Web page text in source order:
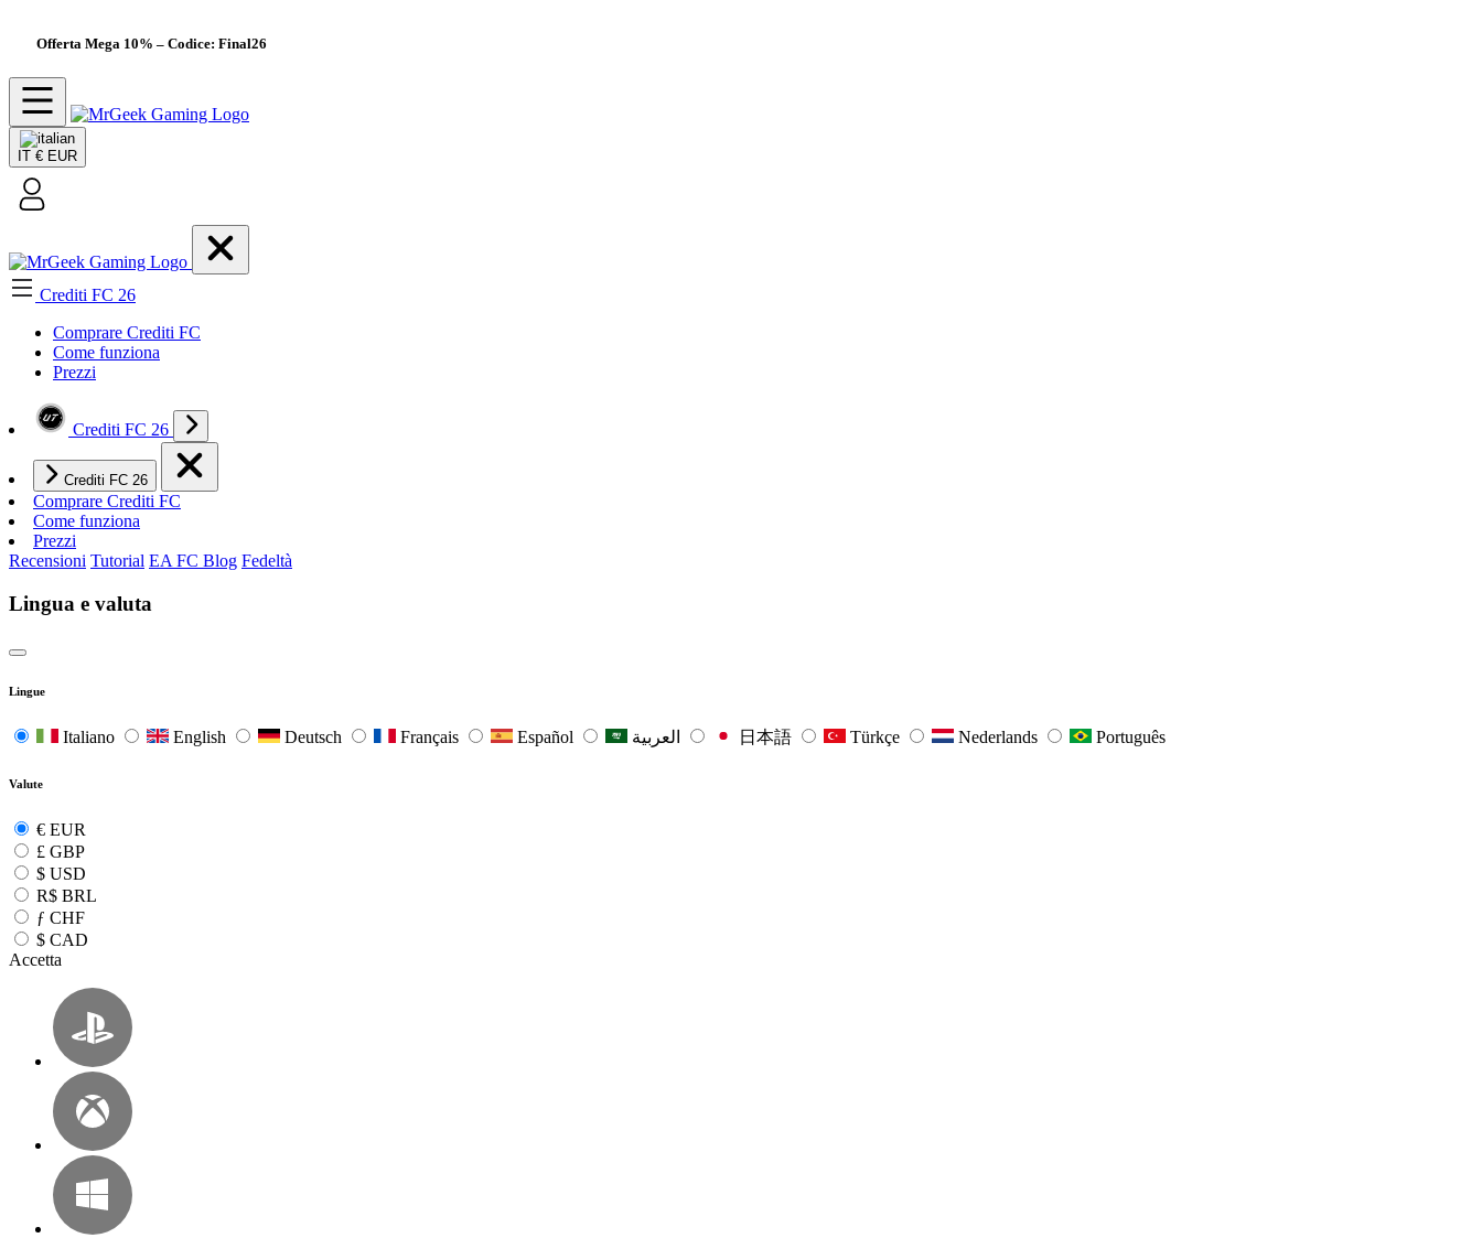
Offerta Mega 10% – Codice: Final26
IT € EUR
Crediti FC 26
Comprare Crediti FC
Come funziona
Prezzi
Crediti FC 26
Crediti FC 26
Comprare Crediti FC
Come funziona
Prezzi
Recensioni Tutorial EA FC Blog Fedeltà
Lingua e valuta
Lingue
Italiano English Deutsch Français Español 日本語 Türkçe Nederlands Português
Valute
€ EUR
£ GBP
$ USD
R$ BRL
ƒ CHF
$ CAD
Accetta